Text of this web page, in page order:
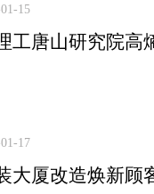
15
工唐山研究院高
17
大厦改造焕新顾